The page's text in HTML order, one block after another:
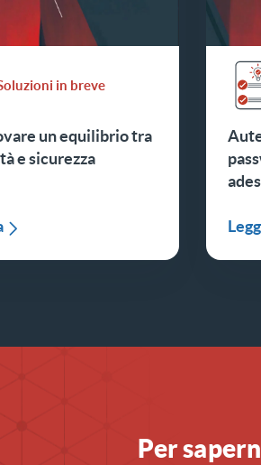
in breve
un equilibrio tra
e sicurezza
Per